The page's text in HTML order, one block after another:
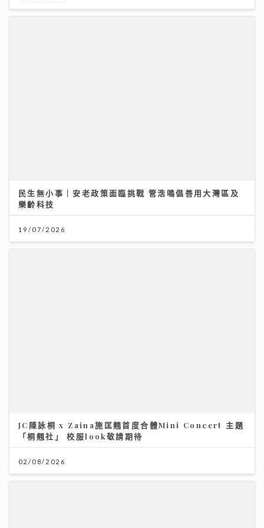
民生無小事｜安老政策面臨挑戰 管浩鳴倡善用大灣區及
樂齡科技
19/07/2026
JC陳詠桐 x Zaina施匡翹首度合體Mini Concert 主題
「桐翹社」 校服look敬請期待
02/08/2026